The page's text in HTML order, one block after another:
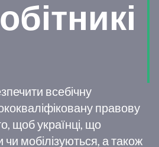
всебічну
правову
щоб українці, що
мобілізуються, а також